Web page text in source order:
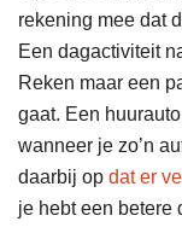
rekening mee dat
Een dagactiviteit
Reken maar een
gaat. Een
wanneer je zo’n
daarbij op dat er
je hebt een betere